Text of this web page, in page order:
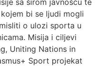
sa širom javnošću te
bi se ljudi mogli
o ulozi sporta u
Misija i ciljevi
Uniting Nations in
Sport projekat